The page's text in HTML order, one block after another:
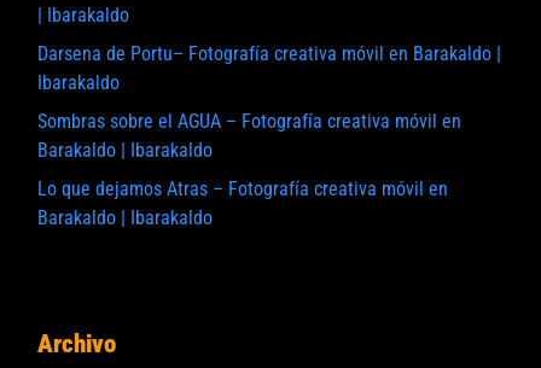
| Ibarakaldo
Darsena de Portu– Fotografía creativa móvil en Barakaldo |
Ibarakaldo
Sombras sobre el AGUA – Fotografía creativa móvil en
Barakaldo | Ibarakaldo
Lo que dejamos Atras – Fotografía creativa móvil en
Barakaldo | Ibarakaldo
Archivo